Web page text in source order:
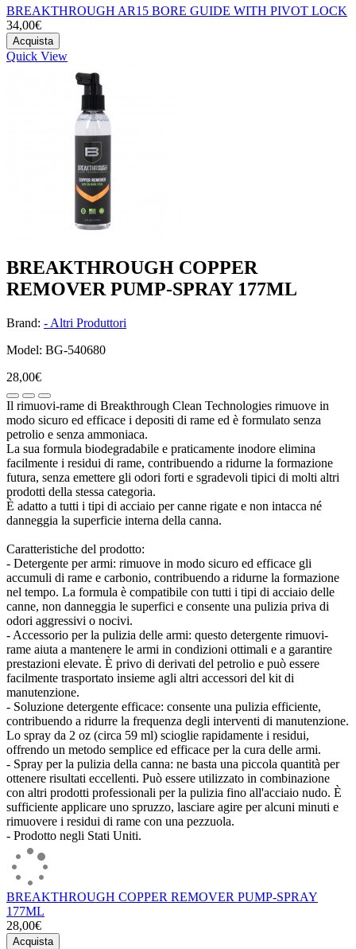
BREAKTHROUGH AR15 BORE GUIDE WITH PIVOT LOCK
34,00€
Acquista
Quick View
BREAKTHROUGH COPPER
REMOVER PUMP-SPRAY 177ML
Brand: - Altri Produttori
Model: BG-540680
28,00€
Il rimuovi-rame di Breakthrough Clean Technologies rimuove in
modo sicuro ed efficace i depositi di rame ed è formulato senza
petrolio e senza ammoniaca.
La sua formula biodegradabile e praticamente inodore elimina
facilmente i residui di rame, contribuendo a ridurne la formazione
futura, senza emettere gli odori forti e sgradevoli tipici di molti altri
prodotti della stessa categoria.
È adatto a tutti i tipi di acciaio per canne rigate e non intacca né
danneggia la superficie interna della canna.
Caratteristiche del prodotto:
- Detergente per armi: rimuove in modo sicuro ed efficace gli
accumuli di rame e carbonio, contribuendo a ridurne la formazione
nel tempo. La formula è compatibile con tutti i tipi di acciaio delle
canne, non danneggia le superfici e consente una pulizia priva di
odori aggressivi o nocivi.
- Accessorio per la pulizia delle armi: questo detergente rimuovi-
rame aiuta a mantenere le armi in condizioni ottimali e a garantire
prestazioni elevate. È privo di derivati del petrolio e può essere
facilmente trasportato insieme agli altri accessori del kit di
manutenzione.
- Soluzione detergente efficace: consente una pulizia efficiente,
contribuendo a ridurre la frequenza degli interventi di manutenzione.
Lo spray da 2 oz (circa 59 ml) scioglie rapidamente i residui,
offrendo un metodo semplice ed efficace per la cura delle armi.
- Spray per la pulizia della canna: ne basta una piccola quantità per
ottenere risultati eccellenti. Può essere utilizzato in combinazione
con altri prodotti professionali per la pulizia fino all'acciaio nudo. È
sufficiente applicare uno spruzzo, lasciare agire per alcuni minuti e
rimuovere i residui di rame con una pezzuola.
- Prodotto negli Stati Uniti.
BREAKTHROUGH COPPER REMOVER PUMP-SPRAY
177ML
28,00€
Acquista